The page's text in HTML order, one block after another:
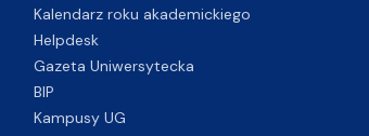
Kalendarz roku akademickiego
Helpdesk
Gazeta Uniwersytecka
BIP
Kampusy UG